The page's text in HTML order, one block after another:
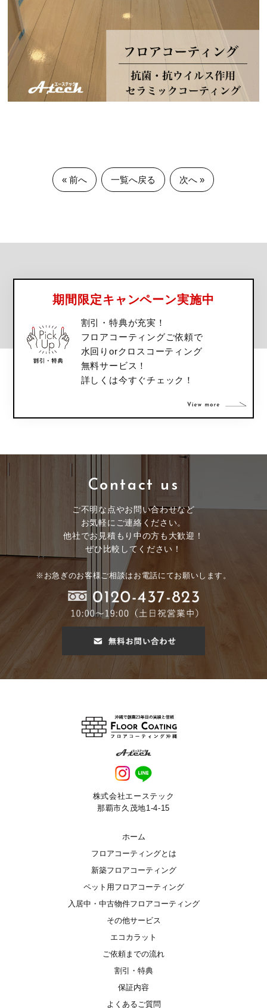
« 前へ 一覧へ戻る 次へ »
期間限定キャンペーン実施中
割引・特典が充実！
フロアコーティングご依頼で
水回りorクロスコーティング
無料サービス！
詳しくは今すぐチェック！
Contact us
ご不明な点やお問い合わせなど
お気軽にご連絡ください。
他社でお見積もり中の方も大歓迎！
ぜひ比較してください！
※お急ぎのお客様ご相談はお電話にてお願いします。
株式会社エーステック
那覇市久茂地1-4-15
ホーム
フロアコーティングとは
新築フロアコーティング
ペット用フロアコーティング
入居中・中古物件フロアコーティング
その他サービス
エコカラット
ご依頼までの流れ
割引・特典
保証内容
よくあるご質問